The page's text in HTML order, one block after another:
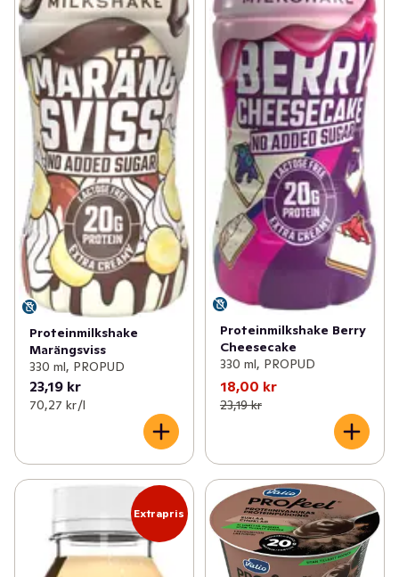
Proteinmilkshake
Marängsviss
330 ml, PROPUD
23,19 kr
70,27 kr /l
Proteinmilkshake Berry
Cheesecake
330 ml, PROPUD
18,00 kr
23,19 kr
Extrapris